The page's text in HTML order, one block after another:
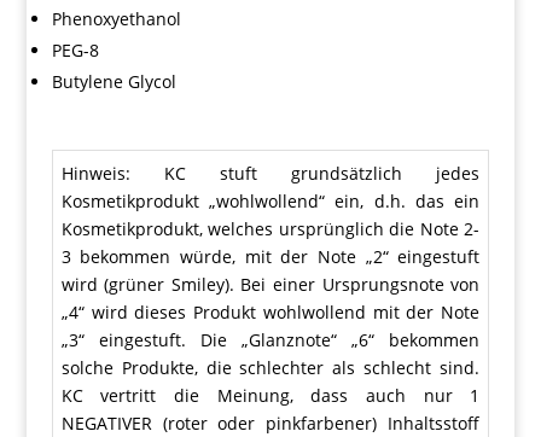
Phenoxyethanol
PEG-8
Butylene Glycol
Hinweis: KC stuft grundsätzlich jedes
Kosmetikprodukt „wohlwollend“ ein, d.h. das ein
Kosmetikprodukt, welches ursprünglich die Note 2-
3 bekommen würde, mit der Note „2“ eingestuft
wird (grüner Smiley). Bei einer Ursprungsnote von
„4“ wird dieses Produkt wohlwollend mit der Note
„3“ eingestuft. Die „Glanznote“ „6“ bekommen
solche Produkte, die schlechter als schlecht sind.
KC vertritt die Meinung, dass auch nur 1
NEGATIVER (roter oder pinkfarbener) Inhaltsstoff